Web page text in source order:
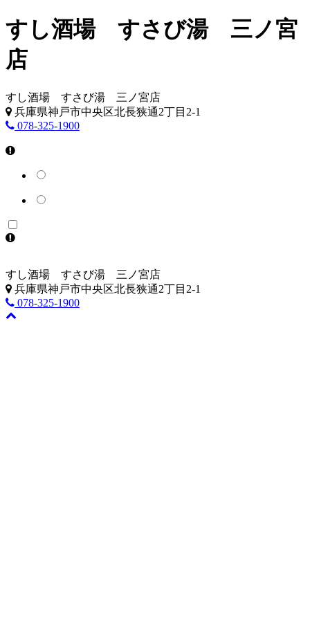
すし酒場 すさび湯 三ノ宮
店
すし酒場 すさび湯 三ノ宮店
兵庫県神戸市中央区北長狭通2丁目2-1
078-325-1900
すし酒場 すさび湯 三ノ宮店
兵庫県神戸市中央区北長狭通2丁目2-1
078-325-1900